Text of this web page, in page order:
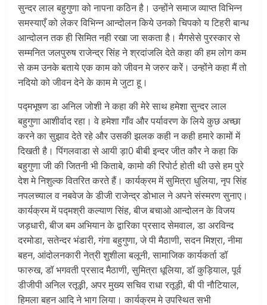
सुन्दर लाल बहुगुणा को नापना कठिन है। उन्होंने समाज व्याप्त विभिन्न
समस्याएँ को लेकर विभिन्न आन्दोलन किये उनको चिपको य टिहरी बान्ध
आन्दोलन तक ही सिमित नही रखा जा सकता है। मैगसेसे पुरस्कार से
सम्मनित जलपुरुष राजेन्द्र सिंह ने श्रदांजलि देते कहा की हम लोग कम
से कम उनके बताये एक काम को जीवन मे जरुर करेें। उन्होंने कहा मैं तो
नदियो को जीवन देने के काम मे जुटाहू ।
पद्मभूषण डा अनिल जोशी ने कहा की मेरे साथ हमेशा सुन्दर लाल
बहुगुणा आशीर्वाद रहा। वे हमेशा गाँव और पर्यावरण के लिये कुछ अच्छा
करने का सुझाव देते रहे और उसकी झलक कही न कही हमारे कामों में
दिखती है। पिंगलवाडा से आयी ड़ा0 बीबी इन्दर जीत कौर ने कहा कि
बहुगुणा जी की जितनी भी किताबे, कामो की रिपोर्ट होती थी उसे हम पुरे
देश मे निशुल्क वितरित करते हैं। कार्यक्रम में सुमित्रा धुलिया, नृप सिंह
नपलच्याल व नबवेज के डीजी राजेन्द्र डोभाल ने अपने संस्मरण सुनाए।
कार्यक्रम में पद्मश्री कल्याण सिंह, बीज बचाओ आन्दोलन के विजय
जड़धारी, बीज बम अभियान के द्वारिका प्रसाद सेमवाल, डा अरविन्द
दरमोडा, सतेन्दर भंडारी, गंगा बहुगुणा, जे पी मैठाणी, सदन मिश्रा, नीमा
बहन, आंदोलनकारी नेत्री शुशीला बलूनी, सामाजिक कार्यकर्ता डॉ
फारुख, डॉ भगवती प्रसाद मैठाणी, सुमित्रा धूलिया, डॉ कुड़ियाल, पूर्व
डीजीपी अनिल रतूड़़ी, अपर मुख्य सचिव राधा रतूड़ी, बी पी नौटियाल,
हिमला बहन आदि ने भाग लिया। कार्यक्रम मे उपस्थित सभी